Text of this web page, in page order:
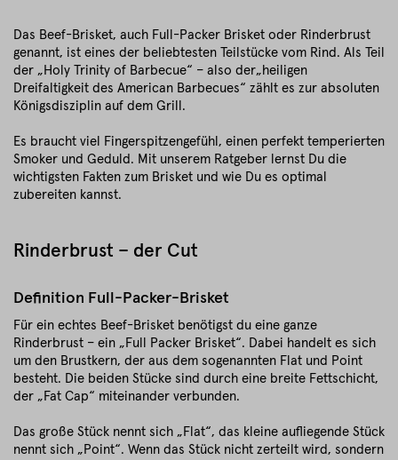
Das Beef-Brisket, auch Full-Packer Brisket oder Rinderbrust
genannt, ist eines der beliebtesten Teilstücke vom Rind. Als Teil
der „Holy Trinity of Barbecue“ – also der„heiligen
Dreifaltigkeit des American Barbecues“ zählt es zur absoluten
Königsdisziplin auf dem Grill.
Es braucht viel Fingerspitzengefühl, einen perfekt temperierten
Smoker und Geduld. Mit unserem Ratgeber lernst Du die
wichtigsten Fakten zum Brisket und wie Du es optimal
zubereiten kannst.
Rinderbrust – der Cut
Definition Full-Packer-Brisket
Für ein echtes Beef-Brisket benötigst du eine ganze
Rinderbrust – ein „Full Packer Brisket“. Dabei handelt es sich
um den Brustkern, der aus dem sogenannten Flat und Point
besteht. Die beiden Stücke sind durch eine breite Fettschicht,
der „Fat Cap“ miteinander verbunden.
Das große Stück nennt sich „Flat“, das kleine aufliegende Stück
nennt sich „Point“. Wenn das Stück nicht zerteilt wird, sondern